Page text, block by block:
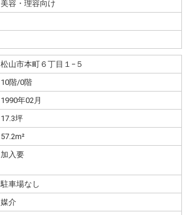
美容・理容向け
松山市本町６丁目１−５
10階/0階
1990年02月
17.3坪
57.2m²
加入要
駐車場なし
媒介